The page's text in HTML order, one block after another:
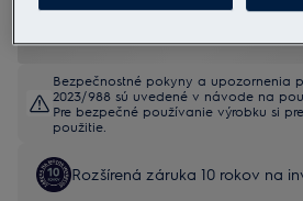
Bezpečnostné pokyny a upozornenia
2023/988 sú uvedené v návode na
Pre bezpečné používanie výrobku si
použitie.
Rozšírená záruka 10 rokov na